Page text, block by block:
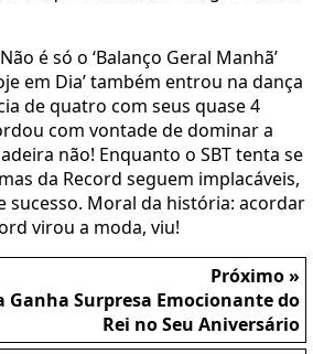
é só o ‘Balanço Geral Manhã’
em Dia’ também entrou na dança
de quatro com seus quase 4
com vontade de dominar a
não! Enquanto o SBT tenta se
da Record seguem implacáveis,
sucesso. Moral da história: acordar
virou a moda, viu!
Próximo »
Ganha Surpresa Emocionante do
Rei no Seu Aniversário